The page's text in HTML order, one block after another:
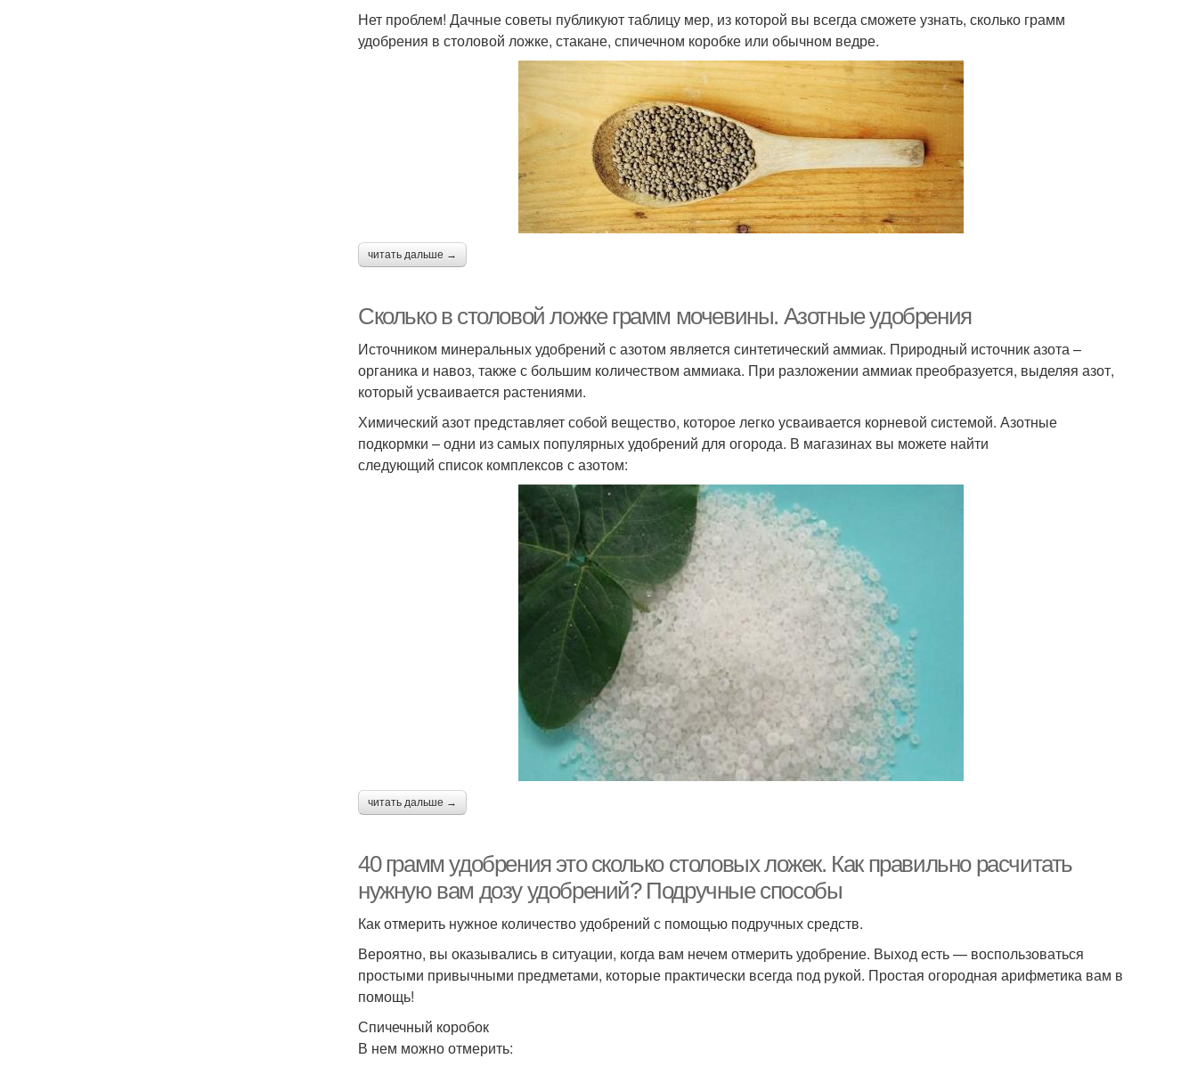
Нет проблем! Дачные советы публикуют таблицу мер, из которой вы всегда сможете узнать, сколько грамм
удобрения в столовой ложке, стакане, спичечном коробке или обычном ведре.
читать дальше →
Сколько в столовой ложке грамм мочевины. Азотные удобрения
Источником минеральных удобрений с азотом является синтетический аммиак. Природный источник азота –
органика и навоз, также с большим количеством аммиака. При разложении аммиак преобразуется, выделяя азот,
который усваивается растениями.
Химический азот представляет собой вещество, которое легко усваивается корневой системой. Азотные
подкормки – одни из самых популярных удобрений для огорода. В магазинах вы можете найти
следующий список комплексов с азотом:
читать дальше →
40 грамм удобрения это сколько столовых ложек. Как правильно расчитать
нужную вам дозу удобрений? Подручные способы
Как отмерить нужное количество удобрений с помощью подручных средств.
Вероятно, вы оказывались в ситуации, когда вам нечем отмерить удобрение. Выход есть — воспользоваться
простыми привычными предметами, которые практически всегда под рукой. Простая огородная арифметика вам в
помощь!
Спичечный коробок
В нем можно отмерить: